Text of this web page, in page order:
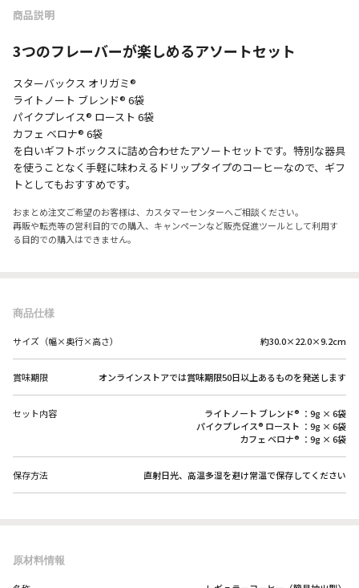
商品説明
3つのフレーバーが楽しめるアソートセット
スターバックス オリガミ®
ライトノート ブレンド® 6袋
パイクプレイス® ロースト 6袋
カフェ ベロナ® 6袋
を白いギフトボックスに詰め合わせたアソートセットです。特別な器具
を使うことなく手軽に味わえるドリップタイプのコーヒーなので、ギフ
トとしてもおすすめです。
おまとめ注文ご希望のお客様は、カスタマーセンターへご相談ください。
再販や転売等の営利目的での購入、キャンペーンなど販売促進ツールとして利用す
る目的での購入はできません。
商品仕様
サイズ（幅×奥行×高さ） 約30.0×22.0×9.2cm
賞味期限 オンラインストアでは賞味期限50日以上あるものを発送します
セット内容
ライトノート ブレンド® ：9g × 6袋
パイクプレイス® ロースト ：9g × 6袋
カフェ ベロナ® ：9g × 6袋
保存方法 直射日光、高温多湿を避け常温で保存してください
原材料情報